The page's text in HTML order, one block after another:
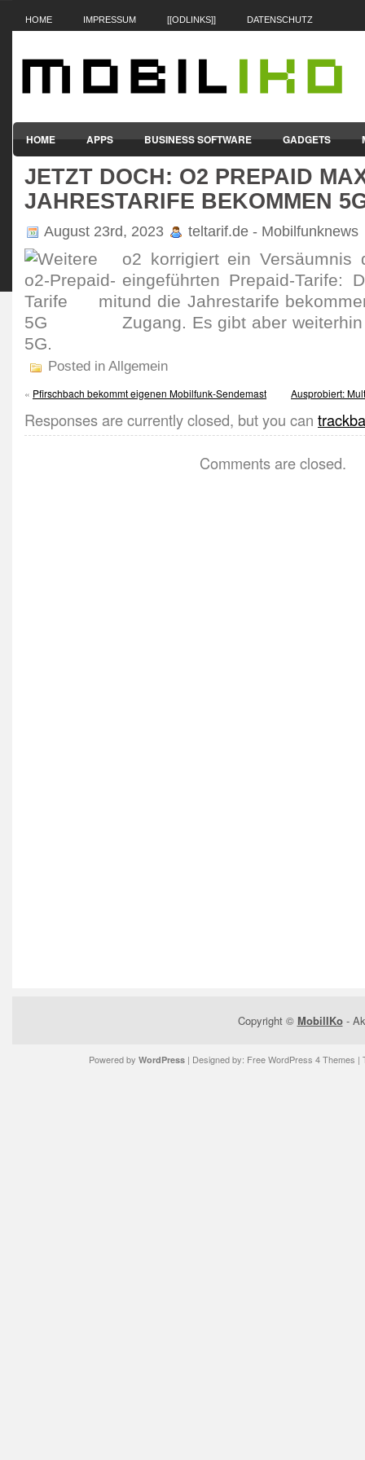
HOME IMPRESSUM [[ODLINKS]] DATENSCHUTZ
HOME APPS BUSINESS SOFTWARE GADGETS
SMARTPHONES & HANDYS TABLET-PCS VERTRÄGE &
JETZT DOCH: O2 PREPAID
JAHRESTARIFE BEKOMMEN
August 23rd, 2023 teltarif.de - Mobilfunknews
o2 korri­giert ein
einge­führten Prepaid-Tarife:
und die Jahres­tarife
Zugang. Es gibt aber
5G.
Posted in Allgemein
« Pfirschbach bekommt eigenen Mobilfunk-Sendemast Ausprobiert:
Responses are currently closed, but you can
Comments are closed.
Copyright © MobilIKo-
Powered by WordPress| Designed by: Free WordPress 4 Themes |